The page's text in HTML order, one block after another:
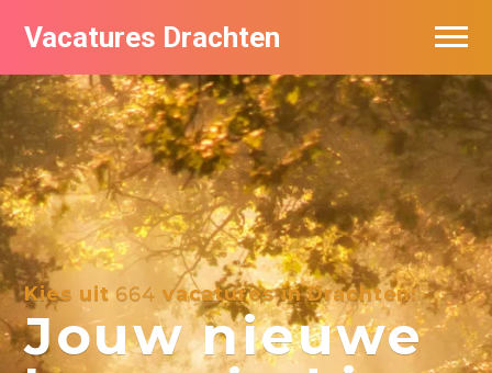
Vacatures Drachten
Kies uit664 vacatures in Drachten:
Jouw nieuwe
Vacatures per bedrijf in Drachten
De populairste vacatures in Drachten
Nieuwsbrief feed